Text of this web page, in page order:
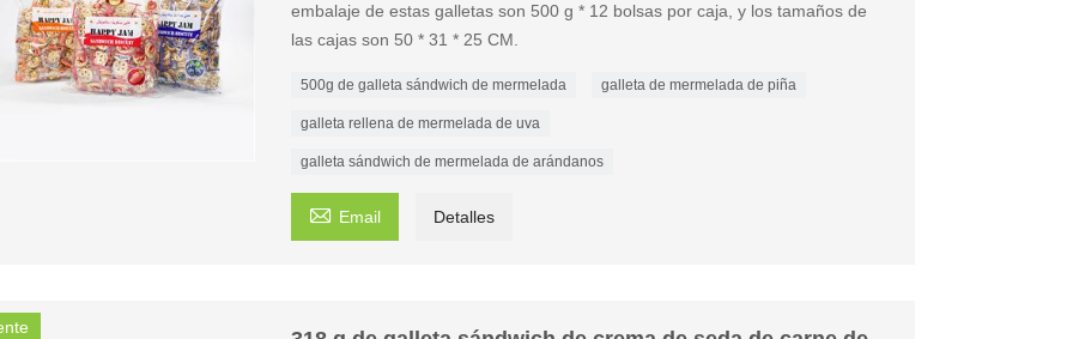
embalaje de estas galletas son 500 g * 12 bolsas por caja, y los tamaños de
las cajas son 50 * 31 * 25 CM.
500g de galleta sándwich de mermelada galleta de mermelada de piña
galleta rellena de mermelada de uva
galleta sándwich de mermelada de arándanos
 Email Detalles